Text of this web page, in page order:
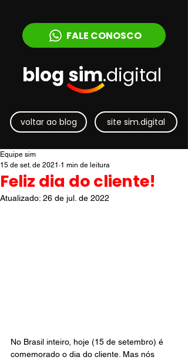
FALE CONOSCO
blog sim.digital
voltar ao blog site sim.digital
Feliz dia do cliente!
Equipe sim
15 de set. de 2021 1 min de leitura
Atualizado: 26 de jul. de 2022
No Brasil inteiro, hoje (15 de setembro) é
comemorado o dia do cliente. Mas nós